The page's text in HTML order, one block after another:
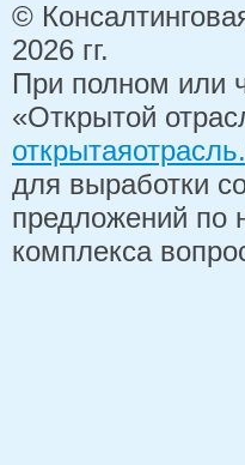
©
2026 гг.
При полном или
«Открытой
для выработки
предложений по
комплекса